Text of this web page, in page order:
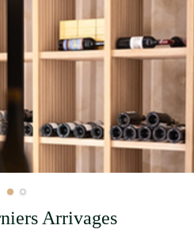
Arrivages